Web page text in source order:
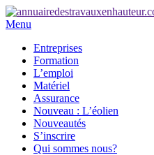
Menu
Entreprises
Formation
L’emploi
Matériel
Assurance
Nouveau : L’éolien
Nouveautés
S’inscrire
Qui sommes nous?